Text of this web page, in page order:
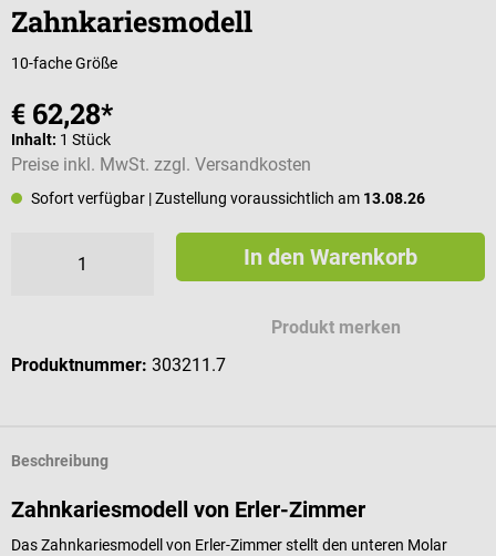
Zahnkariesmodell
10-fache Größe
€ 62,28*
Inhalt: 1 Stück
Preise inkl. MwSt. zzgl. Versandkosten
Sofort verfügbar | Zustellung voraussichtlich am 13.08.26
In den Warenkorb
Produkt merken
Produktnummer: 303211.7
Beschreibung
Zahnkariesmodell von Erler-Zimmer
Das Zahnkariesmodell von Erler-Zimmer stellt den unteren Molar